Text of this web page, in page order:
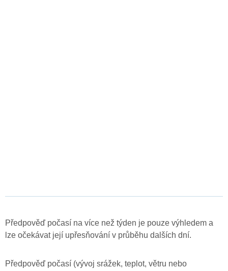
Předpověď počasí na více než týden je pouze výhledem a
lze očekávat její upřesňování v průběhu dalších dní.
Předpověď počasí (vývoj srážek, teplot, větru nebo